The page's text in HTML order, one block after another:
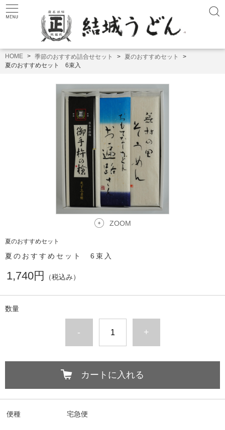
HOME 季節のおすすめ詰合せセット
夏のおすすめセット
夏のおすすめセット 6束入
ZOOM
夏のおすすめセット
夏のおすすめセット 6束入
1,740円 （税込み）
数量
- +
カートに入れる
便種 宅急便